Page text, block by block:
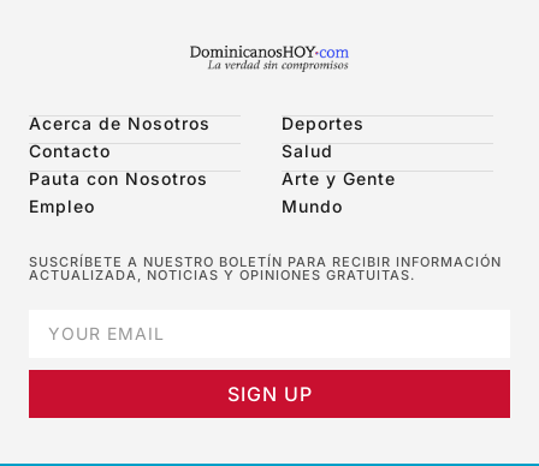
Acerca de Nosotros
Contacto
Pauta con Nosotros
Empleo
Deportes
Salud
Arte y Gente
Mundo
SUSCRÍBETE A NUESTRO BOLETÍN PARA RECIBIR INFORMACIÓN
ACTUALIZADA, NOTICIAS Y OPINIONES GRATUITAS.
SIGN UP